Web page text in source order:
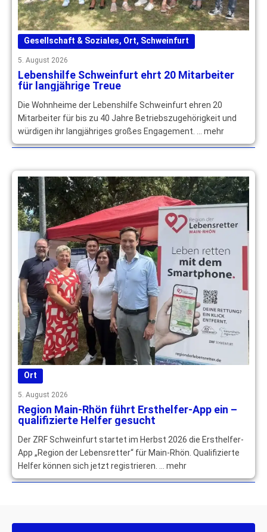
Gesellschaft & Soziales, Ort, Schweinfurt
5. August 2026
Lebenshilfe Schweinfurt ehrt 20 Mitarbeiter
für langjährige Treue
Die Wohnheime der Lebenshilfe Schweinfurt ehren 20
Mitarbeiter für bis zu 40 Jahre Betriebszugehörigkeit und
würdigen ihr langjähriges großes Engagement. … mehr
Ort
5. August 2026
Region Main-Rhön führt Ersthelfer-App ein –
qualifizierte Helfer gesucht
Der ZRF Schweinfurt startet im Herbst 2026 die Ersthelfer-
App „Region der Lebensretter“ für Main-Rhön. Qualifizierte
Helfer können sich jetzt registrieren. … mehr